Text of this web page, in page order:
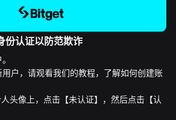
份认证以防范欺诈
户，请观看我们的教程，了解如何创建账
头像上，点击【未认证】，然后点击【认